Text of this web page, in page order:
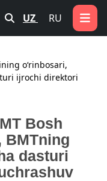
UZ RU
oʻrinbosari,
ijrochi direktori
Bosh
BMTning
dasturi